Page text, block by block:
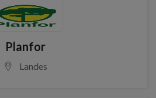
Planfor
Landes